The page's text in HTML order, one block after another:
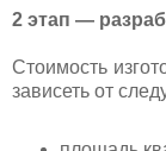
2 этап —
Стоимость
зависеть от